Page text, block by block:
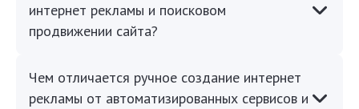
интернет рекламы и поисковом
продвижении сайта?
Чем отличается ручное создание интернет
рекламы от автоматизированных сервисов и